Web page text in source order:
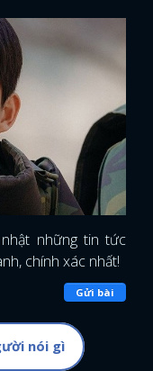
những tin tức
chính xác nhất!
Gửi bài
nói gì